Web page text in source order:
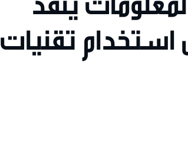
استخدام تقنيات